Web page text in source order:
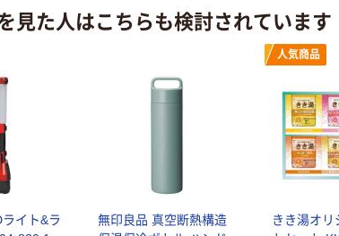
見た人はこちらも検討されています
イト&ラ
無印良品 真空断熱構造
人気商品
きき湯オリ